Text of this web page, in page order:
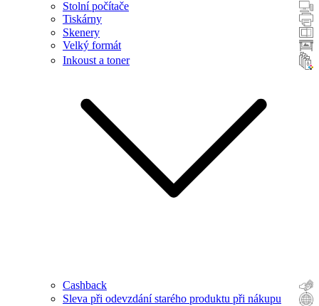
Stolní počítače
Tiskárny
Skenery
Velký formát
Inkoust a toner
Cashback
Sleva při odevzdání starého produktu při nákupu